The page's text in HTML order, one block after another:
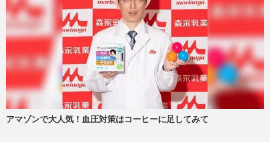
アマゾンで大人気！血圧対策はコーヒーに足してみて